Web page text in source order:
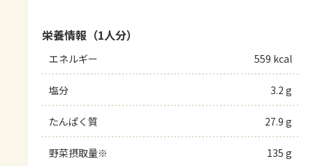
栄養情報（1人分）
エネルギー 559 kcal
塩分 3.2 g
たんぱく質 27.9 g
野菜摂取量※ 135 g